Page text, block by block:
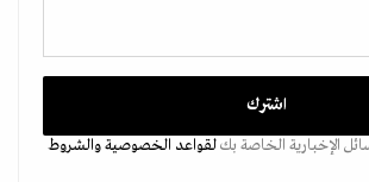
الإخبارية الخاصة بكلقواعد الخصوصيةوالشروط